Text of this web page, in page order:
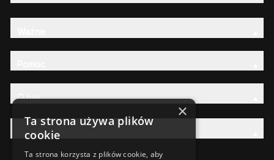
O nas
Rodzina AW
×
Ta strona używa plików
cookie
Ta strona korzysta z plików cookie, aby